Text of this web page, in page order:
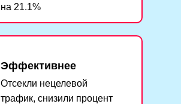
Эффективнее
Отсекли нецелевой
трафик, снизили процент
на 21.1%